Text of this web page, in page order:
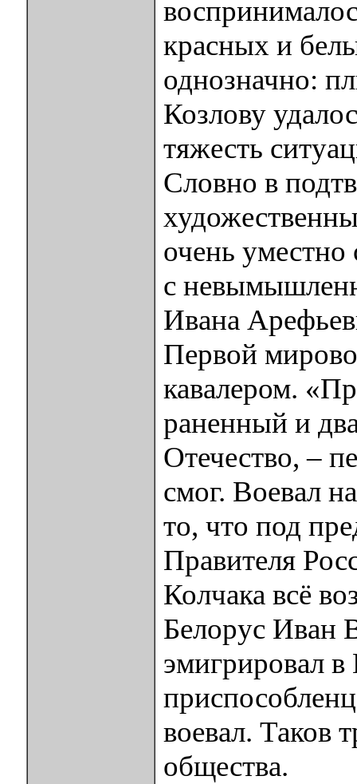
красных и
однозначно:
Козлову
тяжесть
Словно в
очень уместно
с
Ивана
Первой
кавалером.
раненный и
Отечество, –
смог. Воевал
то, что под
Правителя
Колчака всё
Белорус Иван
эмигрировал в
воевал. Таков
общества.